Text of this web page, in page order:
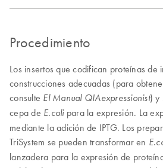
Procedimiento
Los insertos que codifican proteínas de
construcciones adecuadas (para
consulte El Manual QIAexpressionist) y
cepa de E.colipara la expresión. La
mediante la adición de IPTG. Los
TriSystem se pueden transformar en
lanzadera para la expresión de